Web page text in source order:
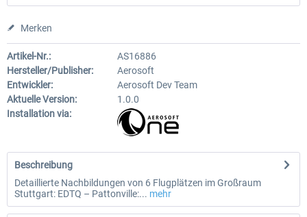
Merken
Artikel-Nr.:
AS16886
Hersteller/Publisher:
Aerosoft
Entwickler:
Aerosoft Dev Team
Aktuelle Version:
1.0.0
Installation via:
Beschreibung
Detaillierte Nachbildungen von 6 Flugplätzen im Großraum
Stuttgart: EDTQ – Pattonville:... mehr